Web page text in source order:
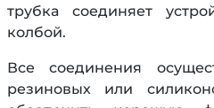
трубка соединяет
колбой.
Все соединения
резиновых или